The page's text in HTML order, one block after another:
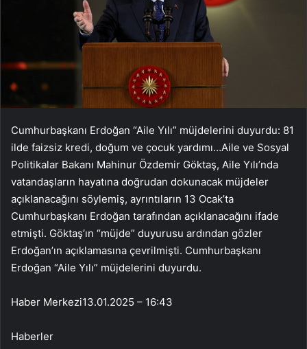
Cumhurbaşkanı Erdoğan “Aile Yılı” müjdelerini duyurdu: 81
ilde faizsiz kredi, doğum ve çocuk yardımı…Aile ve Sosyal
Politikalar Bakanı Mahinur Özdemir Göktaş, Aile Yılı’nda
vatandaşların hayatına doğrudan dokunacak müjdeler
açıklanacağını söylemiş, ayrıntıların 13 Ocak’ta
Cumhurbaşkanı Erdoğan tarafından açıklanacağını ifade
etmişti. Göktaş’ın “müjde” duyurusu ardından gözler
Erdoğan’ın açıklamasına çevrilmişti. Cumhurbaşkanı
Erdoğan “Aile Yılı” müjdelerini duyurdu.
Haber Merkezi13.01.2025 – 16:43
Haberler